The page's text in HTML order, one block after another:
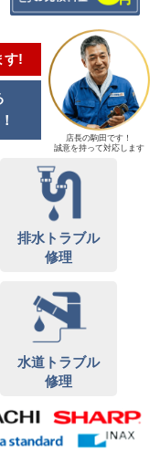
す!
店長の駒田です！
誠意を持って対応します
排水トラブル
修理
水道トラブル
修理